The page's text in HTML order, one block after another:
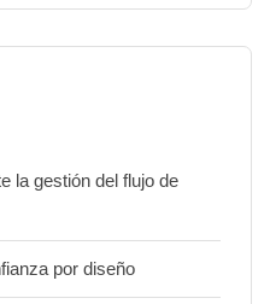
la gestión del flujo de
por diseño